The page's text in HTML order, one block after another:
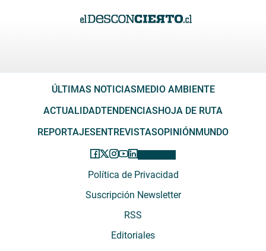
ÚLTIMAS NOTICIASMEDIO AMBIENTE
ACTUALIDADTENDENCIASHOJA DE RUTA
REPORTAJESENTREVISTASOPINIÓNMUNDO
Política de Privacidad
Suscripción Newsletter
RSS
Editoriales